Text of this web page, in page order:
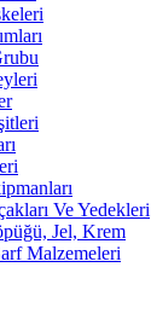
Ve Yedekleri
Jel, Krem
Malzemeleri